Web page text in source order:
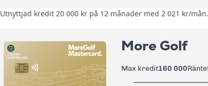
Påminnelseavgift:
Övertrasseringsavgift:
Läs
Bonus:
Årsavgift:
Ränta:
Utnyttjad kredit 20 000 kr på 12 månader med 2 021 kr/
More Golf
Max kredit160 000